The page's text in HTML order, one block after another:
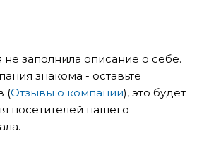
заполнила описание о себе.
знакома - оставьте
(Отзывы о компании), это будет
посетителей нашего